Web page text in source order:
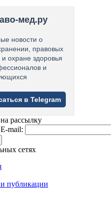
мед.ру
новости о
правовых
и охране здоровья
и
в Telegram
рассылку
mail:
сетях
публикации